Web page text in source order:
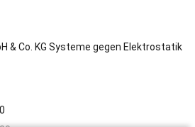
& Co. KG Systeme gegen Elektrostatik